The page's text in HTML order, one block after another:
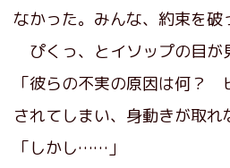
なかった。みんな、約束を
ぴくっ、とイソップの目が
「彼らの不実の原因は何？
されてしまい、身動きが取れ
「しかし……」